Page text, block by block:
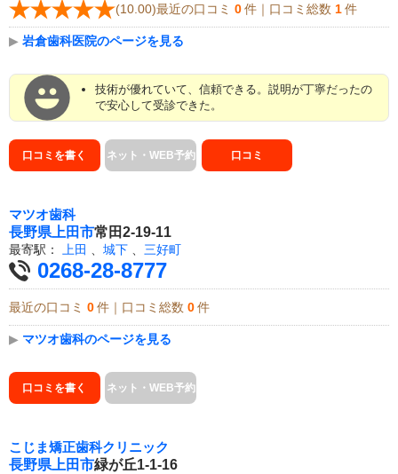
(10.00)最近の口コミ 0 件｜口コミ総数 1 件
▶ 岩倉歯科医院のページを見る
技術が優れていて、信頼できる。説明が丁寧だったの
で安心して受診できた。
口コミを書く ネット・WEB予約 口コミ
マツオ歯科
長野県 上田市常田2-19-11
最寄駅： 上田 、 城下 、 三好町
0268-28-8777
最近の口コミ 0 件｜口コミ総数 0 件
▶ マツオ歯科のページを見る
口コミを書く ネット・WEB予約
こじま矯正歯科クリニック
長野県 上田市緑が丘1-1-16